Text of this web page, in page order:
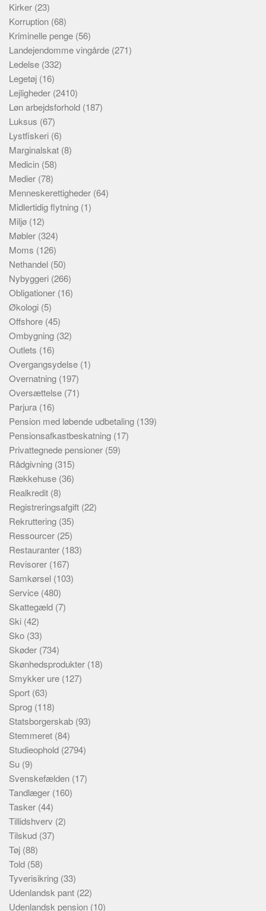
Kirker (23)
Korruption (68)
Kriminelle penge (56)
Landejendomme vingårde (271)
Ledelse (332)
Legetøj (16)
Lejligheder (2410)
Løn arbejdsforhold (187)
Luksus (67)
Lystfiskeri (6)
Marginalskat (8)
Medicin (58)
Medier (78)
Menneskerettigheder (64)
Midlertidig flytning (1)
Miljø (12)
Møbler (324)
Moms (126)
Nethandel (50)
Nybyggeri (266)
Obligationer (16)
Økologi (5)
Offshore (45)
Ombygning (32)
Outlets (16)
Overgangsydelse (1)
Overnatning (197)
Oversættelse (71)
Parjura (16)
Pension med løbende udbetaling (139)
Pensionsafkastbeskatning (17)
Privattegnede pensioner (59)
Rådgivning (315)
Rækkehuse (36)
Realkredit (8)
Registreringsafgift (22)
Rekruttering (35)
Ressourcer (25)
Restauranter (183)
Revisorer (167)
Samkørsel (103)
Service (480)
Skattegæld (7)
Ski (42)
Sko (33)
Skøder (734)
Skønhedsprodukter (18)
Smykker ure (127)
Sport (63)
Sprog (118)
Statsborgerskab (93)
Stemmeret (84)
Studieophold (2794)
Su (9)
Svenskefælden (17)
Tandlæger (160)
Tasker (44)
Tillidshverv (2)
Tilskud (37)
Tøj (88)
Told (58)
Tyverisikring (33)
Udenlandsk pant (22)
Udenlandsk pension (10)